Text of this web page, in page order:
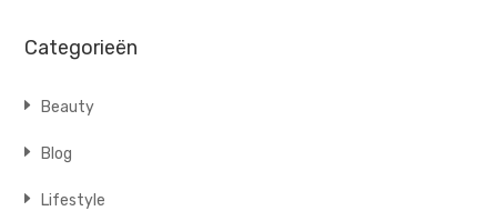
Categorieën
Beauty
Blog
Lifestyle